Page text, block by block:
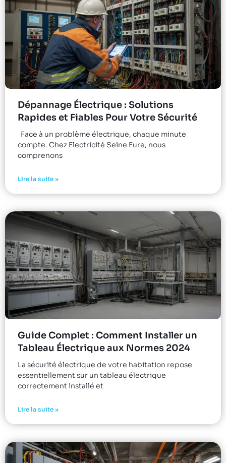
Dépannage Électrique : Solutions
Rapides et Fiables Pour Votre Sécurité
Face à un problème électrique, chaque minute
compte. Chez Electricité Seine Eure, nous
comprenons
Lire la suite »
Guide Complet : Comment Installer un
Tableau Électrique aux Normes 2024
La sécurité électrique de votre habitation repose
essentiellement sur un tableau électrique
correctement installé et
Lire la suite »